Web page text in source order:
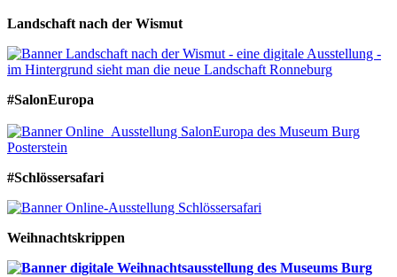
Landschaft nach der Wismut
#SalonEuropa
#Schlössersafari
Weihnachtskrippen